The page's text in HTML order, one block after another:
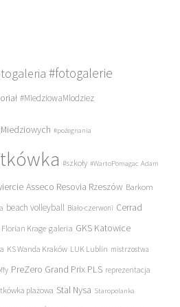
#fotogalerie
#MiedziowaMlodziez
#pożegnania
#szkoły #WartoPomagac Adam
Asseco Resovia Rzeszów Barkom
beach volleyball Biało-czerwoni Cerrad
Florian Krage galeria GKS Katowice
KS Wanda Kraków LUK Lublin mistrzostwa
PreZero Grand Prix PLS reprezentacja
plażowa Stal Nysa Staropolanka